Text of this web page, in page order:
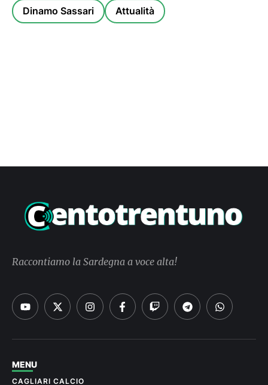
Dinamo Sassari Attualità
Raccontiamo la Sardegna a voce alta!
MENU
CAGLIARI CALCIO